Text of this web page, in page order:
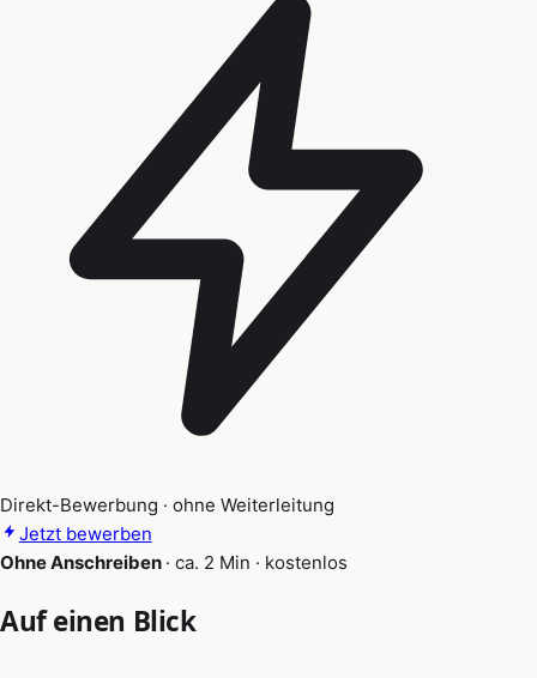
Direkt-Bewerbung · ohne Weiterleitung
Jetzt bewerben
Ohne Anschreiben · ca. 2 Min · kostenlos
Auf einen Blick